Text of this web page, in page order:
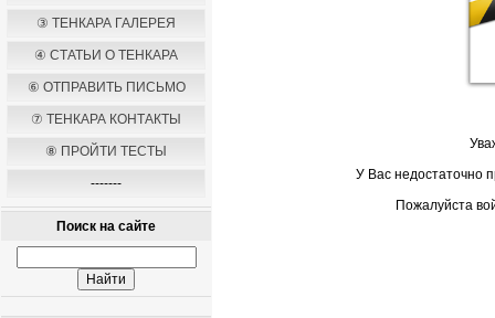
③ ТЕНКАРА ГАЛЕРЕЯ
④ СТАТЬИ О ТЕНКАРА
⑥ ОТПРАВИТЬ ПИСЬМО
⑦ ТЕНКАРА КОНТАКТЫ
⑧ ПРОЙТИ ТЕСТЫ
-------
Поиск на сайте
У Вас недостаточно
Пожалуйста